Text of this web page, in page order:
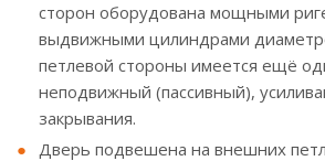
сторон оборудована мощными
выдвижными цилиндрами
петлевой стороны имеется ещё
неподвижный (пассивный),
закрывания.
Дверь подвешена на внешних